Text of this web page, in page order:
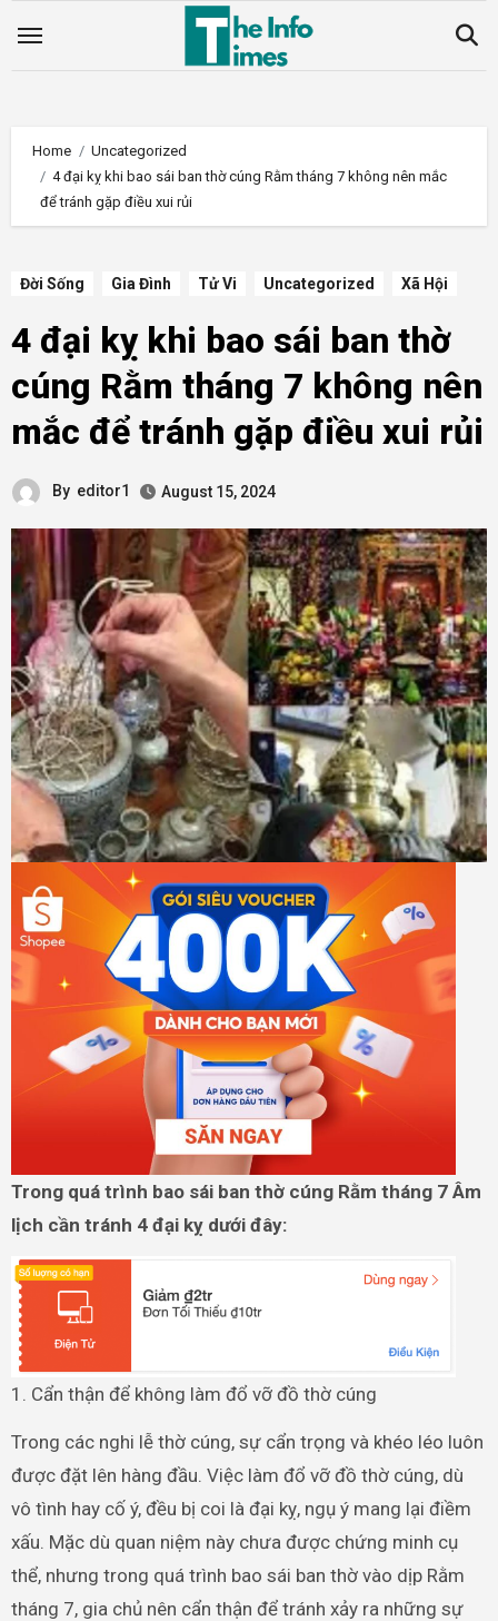
Home
Uncategorized
4 đại kỵ khi bao sái ban thờ cúng Rằm tháng 7 không nên mắc
để tránh gặp điều xui rủi
Đời Sống Gia Đình Tử Vi Uncategorized Xã Hội
4 đại kỵ khi bao sái ban thờ
cúng Rằm tháng 7 không nên
mắc để tránh gặp điều xui rủi
By editor1 August 15, 2024
Trong quá trình bao sái ban thờ cúng Rằm tháng 7 Âm
lịch cần tránh 4 đại kỵ dưới đây:
1. Cẩn thận để không làm đổ vỡ đồ thờ cúng
Trong các nghi lễ thờ cúng, sự cẩn trọng và khéo léo luôn
được đặt lên hàng đầu. Việc làm đổ vỡ đồ thờ cúng, dù
vô tình hay cố ý, đều bị coi là đại kỵ, ngụ ý mang lại điềm
xấu. Mặc dù quan niệm này chưa được chứng minh cụ
thể, nhưng trong quá trình bao sái ban thờ vào dịp Rằm
tháng 7, gia chủ nên cẩn thận để tránh xảy ra những sự